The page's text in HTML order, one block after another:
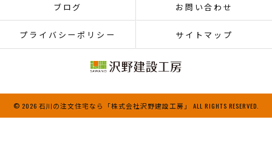
ブログ お問い合わせ
プライバシーポリシー サイトマップ
© 2026 石川の注文住宅なら「株式会社沢野建設工房」 ALL RIGHTS RESERVED.